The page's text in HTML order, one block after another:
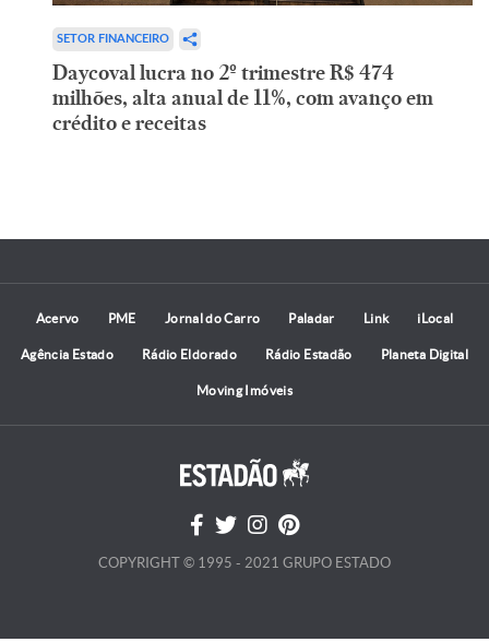
SETOR FINANCEIRO
Daycoval lucra no 2º trimestre R$ 474
milhões, alta anual de 11%, com avanço em
crédito e receitas
Acervo PME Jornal do Carro Paladar Link iLocal
Agência Estado Rádio Eldorado Rádio Estadão Planeta Digital
Moving Imóveis
COPYRIGHT © 1995 - 2021 GRUPO ESTADO